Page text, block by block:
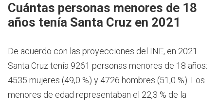
Cuántas personas menores de 18
años tenía Santa Cruz en 2021
De acuerdo con las proyecciones del INE, en 2021
Santa Cruz tenía 9261 personas menores de 18 años:
4535 mujeres (49,0 %) y 4726 hombres (51,0 %). Los
menores de edad representaban el 22,3 % de la